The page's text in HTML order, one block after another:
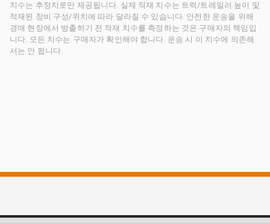
치수는 추정치로만 제공됩니다. 실제 적재 치수는 트럭/트레일러 높이 및
적재된 장비 구성/위치에 따라 달라질 수 있습니다. 안전한 운송을 위해
경매 현장에서 방출하기 전 적재 치수를 측정하는 것은 구매자의 책임입
니다. 모든 치수는 구매자가 확인해야 합니다. 운송 시 이 치수에 의존해
서는 안 됩니다.